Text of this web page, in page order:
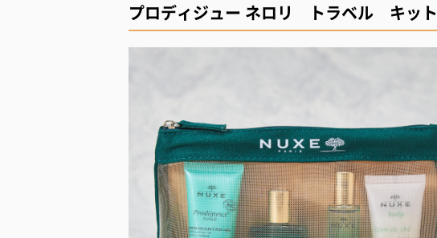
プロディジュー ネロリ トラベル キット